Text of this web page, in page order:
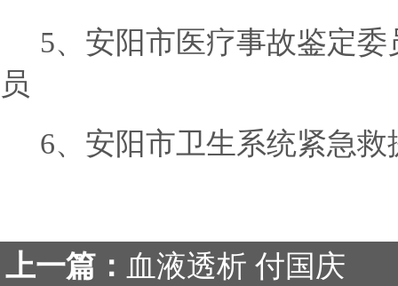
5、安阳市医疗事故鉴定委
员
6、安阳市卫生系统紧急救
上一篇： 血液透析 付国庆